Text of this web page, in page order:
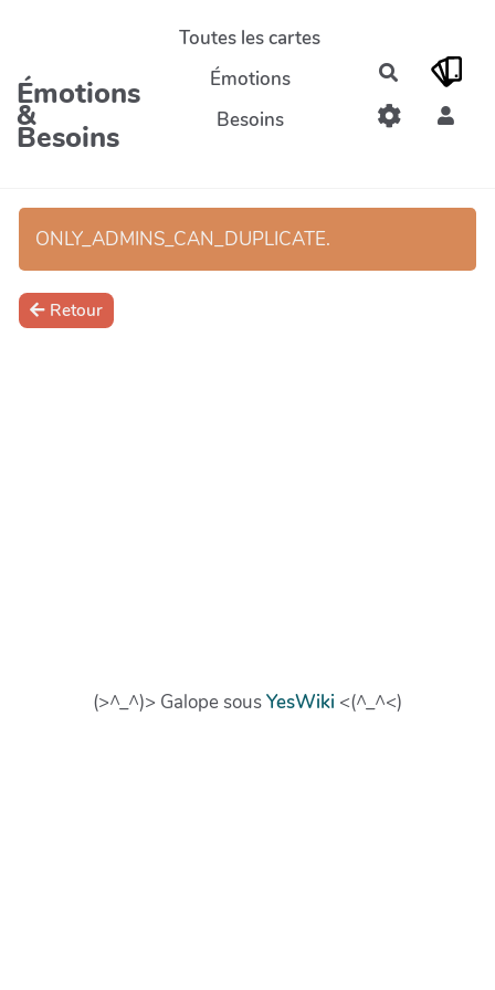
Aller au contenu principal
Émotions
&
Besoins
Toutes les cartes
Émotions
Besoins
Rechercher
ONLY_ADMINS_CAN_DUPLICATE.
Retour
(>^_^)> Galope sousYesWiki <(^_^<)